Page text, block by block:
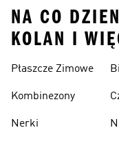
NA CO
KOLAN I
Płaszcze Zimowe
Kombinezony
Nerki